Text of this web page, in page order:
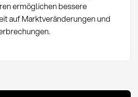
ermöglichen bessere
auf Marktveränderungen und